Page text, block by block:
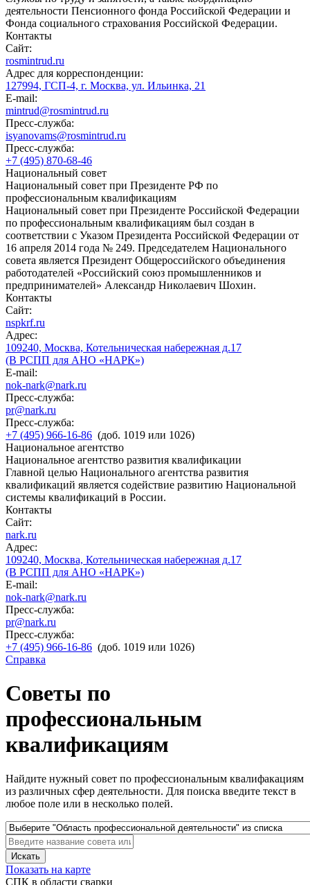
деятельности Пенсионного фонда Российской Федерации и
Фонда социального страхования Российской Федерации.
Контакты
Сайт:
rosmintrud.ru
Адрес для корреспонденции:
127994, ГСП-4, г. Москва, ул. Ильинка, 21
E-mail:
mintrud@rosmintrud.ru
Пресс-служба:
isyanovams@rosmintrud.ru
Пресс-служба:
+7 (495) 870-68-46
Национальный совет
Национальный совет при Президенте РФ по
профессиональным квалификациям
Национальный совет при Президенте Российской Федерации
по профессиональным квалификациям был создан в
соответствии с Указом Президента Российской Федерации от
16 апреля 2014 года № 249. Председателем Национального
совета является Президент Общероссийского объединения
работодателей «Российский союз промышленников и
предпринимателей» Александр Николаевич Шохин.
Контакты
Сайт:
nspkrf.ru
Адрес:
109240, Москва, Котельническая набережная д.17
(В РСПП для АНО «НАРК»)
E-mail:
nok-nark@nark.ru
Пресс-служба:
pr@nark.ru
Пресс-служба:
+7 (495) 966-16-86 (доб. 1019 или 1026)
Национальное агентство
Национальное агентство развития квалификации
Главной целью Национального агентства развития
квалификаций является содействие развитию Национальной
системы квалификаций в России.
Контакты
Сайт:
nark.ru
Адрес:
109240, Москва, Котельническая набережная д.17
(В РСПП для АНО «НАРК»)
E-mail:
nok-nark@nark.ru
Пресс-служба:
pr@nark.ru
Пресс-служба:
+7 (495) 966-16-86 (доб. 1019 или 1026)
Справка
Советы по
профессиональным
квалификациям
Найдите нужный совет по профессиональным квалифакациям
из различных сфер деятельности. Для поиска введите текст в
любое поле или в несколько полей.
Искать
Показать на карте
СПК в области сварки